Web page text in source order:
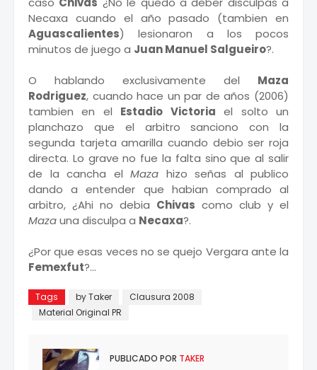
Necaxa cuando el año pasado (tambien en
Aguascalientes) lesionaron a los pocos
minutos de juego a Juan Manuel Salgueiro?.
O hablando exclusivamente del Maza
Rodriguez, cuando hace un par de años (2006)
tambien en el Estadio Victoria el solto un
planchazo que el arbitro sanciono con la
segunda tarjeta amarilla cuando debio ser roja
directa. Lo grave no fue la falta sino que al salir
de la cancha el Maza hizo señas al publico
dando a entender que habian comprado al
arbitro, ¿Ahi no debia Chivas como club y el
Mazauna disculpa a Necaxa?.
¿Por que esas veces no se quejo Vergara ante la
Femexfut?...
Tags by Taker
Clausura 2008
Material Original PR
PUBLICADO POR TAKER